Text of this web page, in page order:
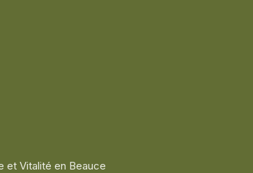
et Vitalité en Beauce